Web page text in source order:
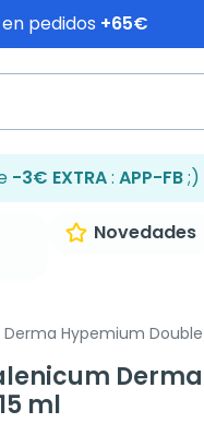
pedidos +65€
-3€ EXTRA: APP-FB;)
Novedades
Hypemium Double
ml